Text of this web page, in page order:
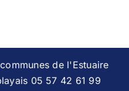
de l'Estuaire
05 57 42 61 99